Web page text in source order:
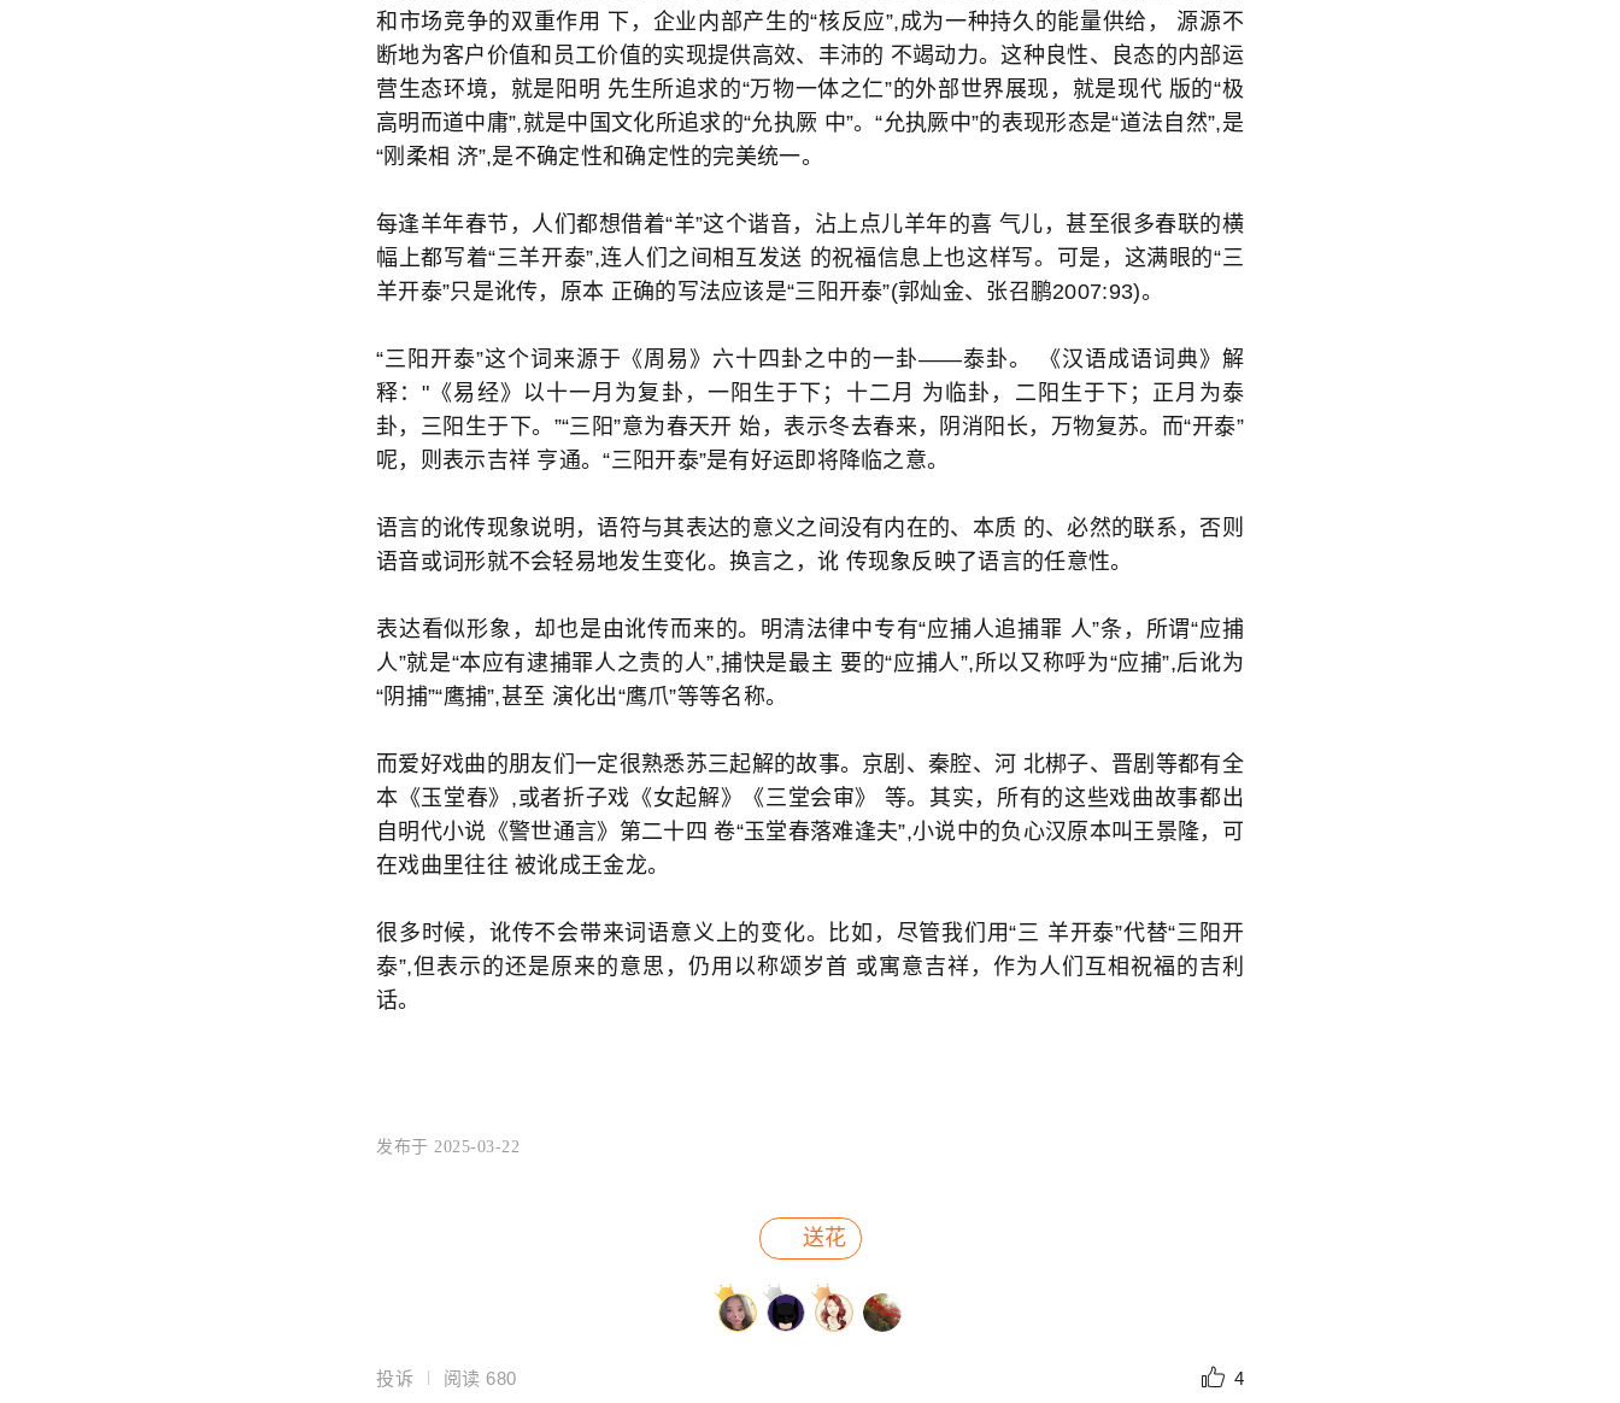
和市场竞争的双重作用 下，企业内部产生的“核反应”,成为一种持久的能量供给， 源源不
断地为客户价值和员工价值的实现提供高效、丰沛的 不竭动力。这种良性、良态的内部运
营生态环境，就是阳明 先生所追求的“万物一体之仁”的外部世界展现，就是现代 版的“极
高明而道中庸”,就是中国文化所追求的“允执厥 中”。“允执厥中”的表现形态是“道法自然”,是
“刚柔相 济”,是不确定性和确定性的完美统一。
每逢羊年春节，人们都想借着“羊”这个谐音，沾上点儿羊年的喜 气儿，甚至很多春联的横
幅上都写着“三羊开泰”,连人们之间相互发送 的祝福信息上也这样写。可是，这满眼的“三
羊开泰”只是讹传，原本 正确的写法应该是“三阳开泰”(郭灿金、张召鹏2007:93)。
“三阳开泰”这个词来源于《周易》六十四卦之中的一卦——泰卦。 《汉语成语词典》解
释："《易经》以十一月为复卦，一阳生于下；十二月 为临卦，二阳生于下；正月为泰
卦，三阳生于下。”“三阳”意为春天开 始，表示冬去春来，阴消阳长，万物复苏。而“开泰”
呢，则表示吉祥 亨通。“三阳开泰”是有好运即将降临之意。
语言的讹传现象说明，语符与其表达的意义之间没有内在的、本质 的、必然的联系，否则
语音或词形就不会轻易地发生变化。换言之，讹 传现象反映了语言的任意性。
表达看似形象，却也是由讹传而来的。明清法律中专有“应捕人追捕罪 人”条，所谓“应捕
人”就是“本应有逮捕罪人之责的人”,捕快是最主 要的“应捕人”,所以又称呼为“应捕”,后讹为
“阴捕”“鹰捕”,甚至 演化出“鹰爪”等等名称。
而爱好戏曲的朋友们一定很熟悉苏三起解的故事。京剧、秦腔、河 北梆子、晋剧等都有全
本《玉堂春》,或者折子戏《女起解》《三堂会审》 等。其实，所有的这些戏曲故事都出
自明代小说《警世通言》第二十四 卷“玉堂春落难逢夫”,小说中的负心汉原本叫王景隆，可
在戏曲里往往 被讹成王金龙。
很多时候，讹传不会带来词语意义上的变化。比如，尽管我们用“三 羊开泰”代替“三阳开
泰”,但表示的还是原来的意思，仍用以称颂岁首 或寓意吉祥，作为人们互相祝福的吉利
话。
发布于 2025-03-22
送花
投诉 阅读 680 4